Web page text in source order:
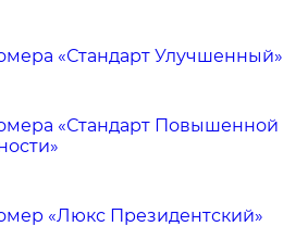
«Стандарт Улучшенный»
«Стандарт Повышенной
«Люкс Президентский»